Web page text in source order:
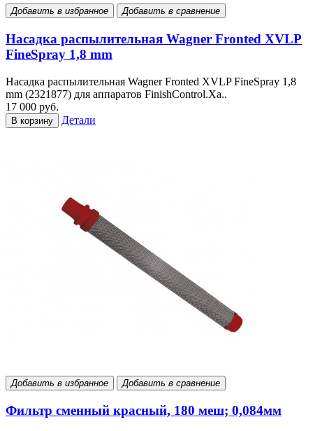
Добавить в избранное Добавить в сравнение
Насадка распылительная Wagner Fronted XVLP
FineSpray 1,8 mm
Насадка распылительная Wagner Fronted XVLP FineSpray 1,8
mm (2321877) для аппаратов FinishControl.Ха..
17 000 руб.
В корзину Детали
Добавить в избранное Добавить в сравнение
Фильтр сменный красный, 180 меш; 0,084мм